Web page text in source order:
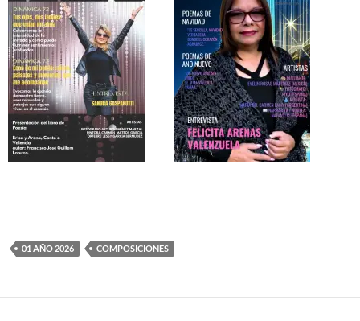
01 AÑO 2026 COMPOSICIONES